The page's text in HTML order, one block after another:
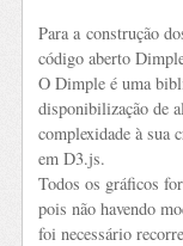
Para a construção
código aberto
O Dimple é uma
disponibilização de
complexidade à sua
em D3.js.
Todos os gráficos
pois não havendo
foi necessário